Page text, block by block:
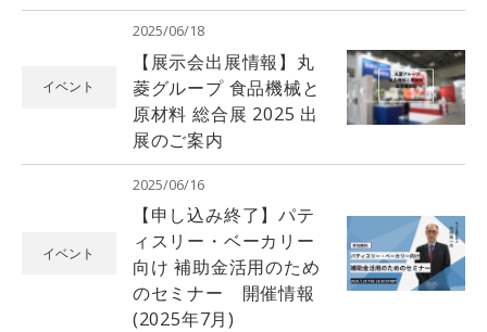
イベント
2025/06/18
【展示会出展情報】丸
菱グループ 食品機械と
原材料 総合展 2025 出
展のご案内
イベント
2025/06/16
【申し込み終了】パテ
ィスリー・ベーカリー
向け 補助金活用のため
のセミナー 開催情報
(2025年7月)